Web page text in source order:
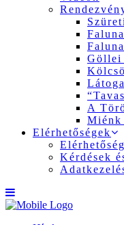
Göllei
A
Miénk
Elérhetőségek
Kérdések